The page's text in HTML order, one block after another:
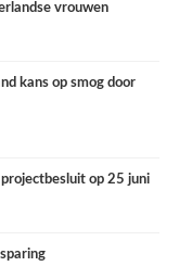
vrouwen
kans op smog door
op 25 juni